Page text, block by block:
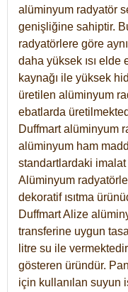
alüminyum radyatör
genişliğine sahiptir.
radyatörlere göre
daha yüksek ısı
kaynağı ile yüksek
üretilen alüminyum
ebatlarda
Duffmart alüminyum
alüminyum ham
standartlardaki
Alüminyum
dekoratif ısıtma
Duffmart Alize
transferine uygun
litre su ile
gösteren üründür.
için kullanılan suyun